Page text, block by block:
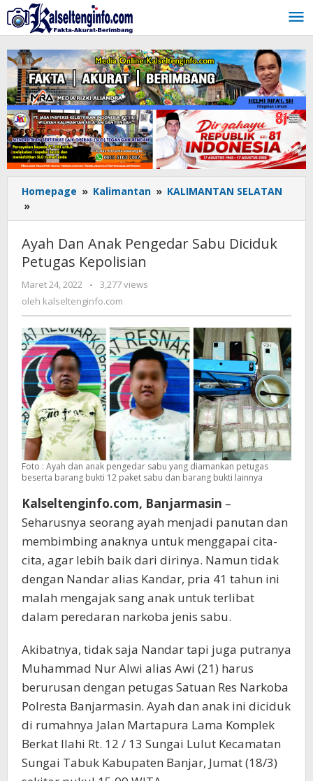
Lewati
ke
konten
Homepage » Kalimantan » KALIMANTAN SELATAN
»
Dan
Anak
Pengedar
Sabu
Diciduk
Petugas
Kepolisian
Ayah Dan Anak Pengedar Sabu Diciduk
Petugas Kepolisian
Maret 24, 2022
oleh
kalseltenginfo.com
-
3,277 views
oleh kalseltenginfo.com
Foto : Ayah dan anak pengedar sabu yang diamankan petugas
beserta barang bukti 12 paket sabu dan barang bukti lainnya
Kalseltenginfo.com, Banjarmasin –
Seharusnya seorang ayah menjadi panutan dan
membimbing anaknya untuk menggapai cita-
cita, agar lebih baik dari dirinya. Namun tidak
dengan Nandar alias Kandar, pria 41 tahun ini
malah mengajak sang anak untuk terlibat
dalam peredaran narkoba jenis sabu.
Akibatnya, tidak saja Nandar tapi juga putranya
Muhammad Nur Alwi alias Awi (21) harus
berurusan dengan petugas Satuan Res Narkoba
Polresta Banjarmasin. Ayah dan anak ini diciduk
di rumahnya Jalan Martapura Lama Komplek
Berkat Ilahi Rt. 12 / 13 Sungai Lulut Kecamatan
Sungai Tabuk Kabupaten Banjar, Jumat (18/3)